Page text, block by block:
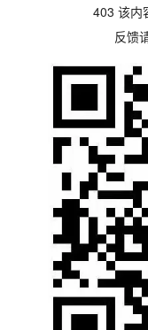
403 该内
反馈